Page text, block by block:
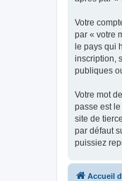
Votre
par « votre
le pays qui
inscription,
publiques
Votre mot
passe est
site de
par défaut
puissiez
Accueil